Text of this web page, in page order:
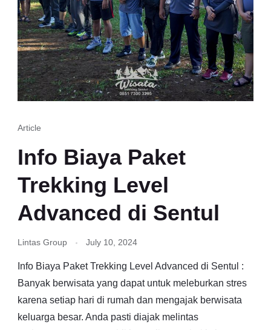
Article
Info Biaya Paket
Trekking Level
Advanced di Sentul
Lintas Group July 10, 2024
Info Biaya Paket Trekking Level Advanced di Sentul :
Banyak berwisata yang dapat untuk meleburkan stres
karena setiap hari di rumah dan mengajak berwisata
keluarga besar. Anda pasti diajak melintas